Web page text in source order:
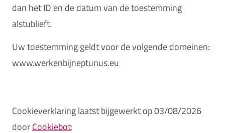
dan het ID en de datum van de toestemming
alstublieft.
Uw toestemming geldt voor de volgende domeinen:
www.werkenbijneptunus.eu
Cookieverklaring laatst bijgewerkt op 03/08/2026
door Cookiebot: